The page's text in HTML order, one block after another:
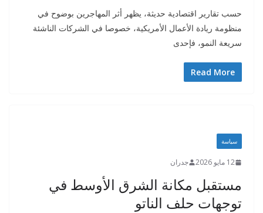
حسب تقارير اقتصادية حديثة، يظهر أثر المهاجرين بوضوح في
منظومة ريادة الأعمال الأمريكية، خصوصا في الشركات الناشئة
سريعة النمو، فإحدى
Read More
سياسة
12 مايو 2026 جدران
مستقبل مكانة الشرق الأوسط في
توجهات حلف الناتو